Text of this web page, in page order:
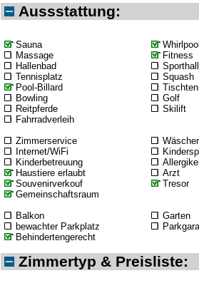
Aussstattung:
Sauna
Massage
Fitness
Hallenbad
Tennisplatz
Squash
Pool-Billard
Bowling
Golf
Reitpferde
Skilift
Fahrradverleih
Zimmerservice
Internet/WiFi
Kinderbetreuung
Haustiere erlaubt
Arzt
Souvenirverkouf
Tresor
Gemeinschaftsraum
Balkon
Garten
bewachter Parkplatz
Behindertengerecht
Zimmertyp & Preisliste: